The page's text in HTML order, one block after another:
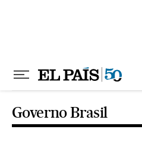
Governo Brasil